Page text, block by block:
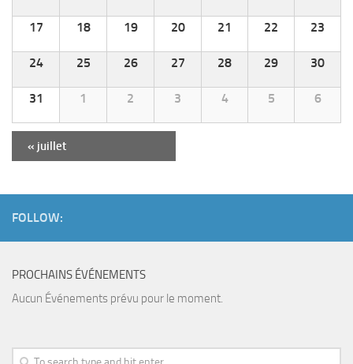
r
l
a
f
c
a
e
e
17 18 19 20 21 22 23
24 25 26 27 28 29 30
31 1 2 3 4 5 6
a
v
i
g
a
t
« juillet
FOLLOW:
PROCHAINS ÉVÉNEMENTS
Aucun Événements prévu pour le moment.